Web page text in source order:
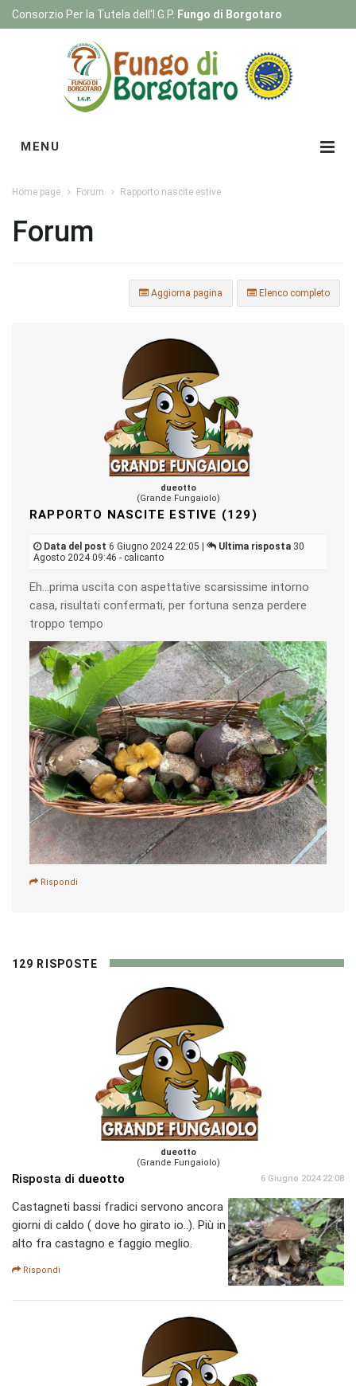
Consorzio Per la Tutela dell'I.G.P. Fungo di Borgotaro
MENU
Home page Forum Rapporto nascite estive
Forum
Elenco completo
Aggiorna pagina
dueotto
(Grande Fungaiolo)
RAPPORTO NASCITE ESTIVE (129)
Data del post 6 Giugno 2024 22:05 | Ultima risposta 30
Agosto 2024 09:46 - calicanto
Eh…prima uscita con aspettative scarsissime intorno
casa, risultati confermati, per fortuna senza perdere
troppo tempo
Rispondi
129 RISPOSTE
dueotto
(Grande Fungaiolo)
Risposta di dueotto 6 Giugno 2024 22:08
Castagneti bassi fradici servono ancora
giorni di caldo ( dove ho girato io..). Più in
alto fra castagno e faggio meglio.
Rispondi